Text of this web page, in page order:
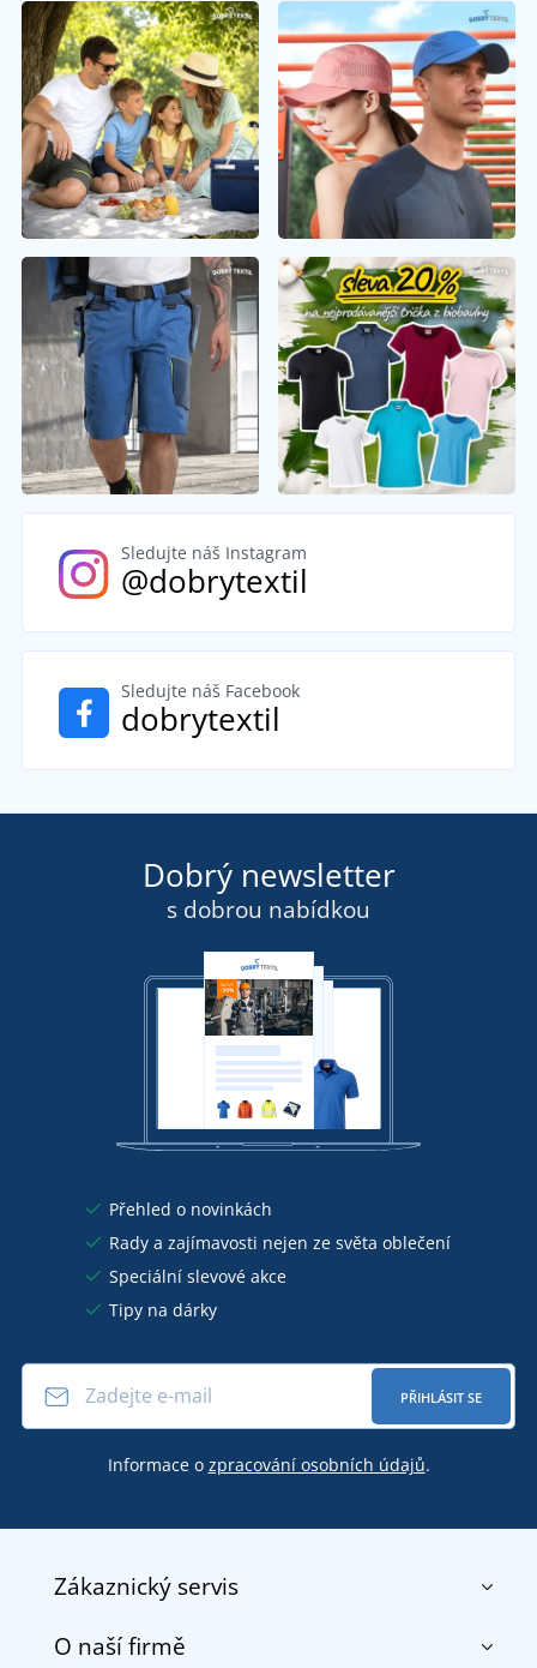
Sledujte náš Instagram
@dobrytextil
Sledujte náš Facebook
dobrytextil
Dobrý newsletter
s dobrou nabídkou
Přehled o novinkách
Rady a zajímavosti nejen ze světa oblečení
Speciální slevové akce
Tipy na dárky
PŘIHLÁSIT SE
Informace o zpracování osobních údajů.
Zákaznický servis
Kontakt
O naší firmě